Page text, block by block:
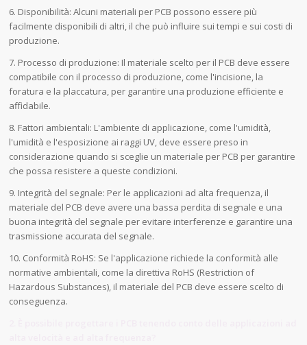
6. Disponibilità: Alcuni materiali per PCB possono essere più
facilmente disponibili di altri, il che può influire sui tempi e sui costi di
produzione.
7. Processo di produzione: Il materiale scelto per il PCB deve essere
compatibile con il processo di produzione, come l'incisione, la
foratura e la placcatura, per garantire una produzione efficiente e
affidabile.
8. Fattori ambientali: L'ambiente di applicazione, come l'umidità,
l'umidità e l'esposizione ai raggi UV, deve essere preso in
considerazione quando si sceglie un materiale per PCB per garantire
che possa resistere a queste condizioni.
9. Integrità del segnale: Per le applicazioni ad alta frequenza, il
materiale del PCB deve avere una bassa perdita di segnale e una
buona integrità del segnale per evitare interferenze e garantire una
trasmissione accurata del segnale.
10. Conformità RoHS: Se l'applicazione richiede la conformità alle
normative ambientali, come la direttiva RoHS (Restriction of
Hazardous Substances), il materiale del PCB deve essere scelto di
conseguenza.